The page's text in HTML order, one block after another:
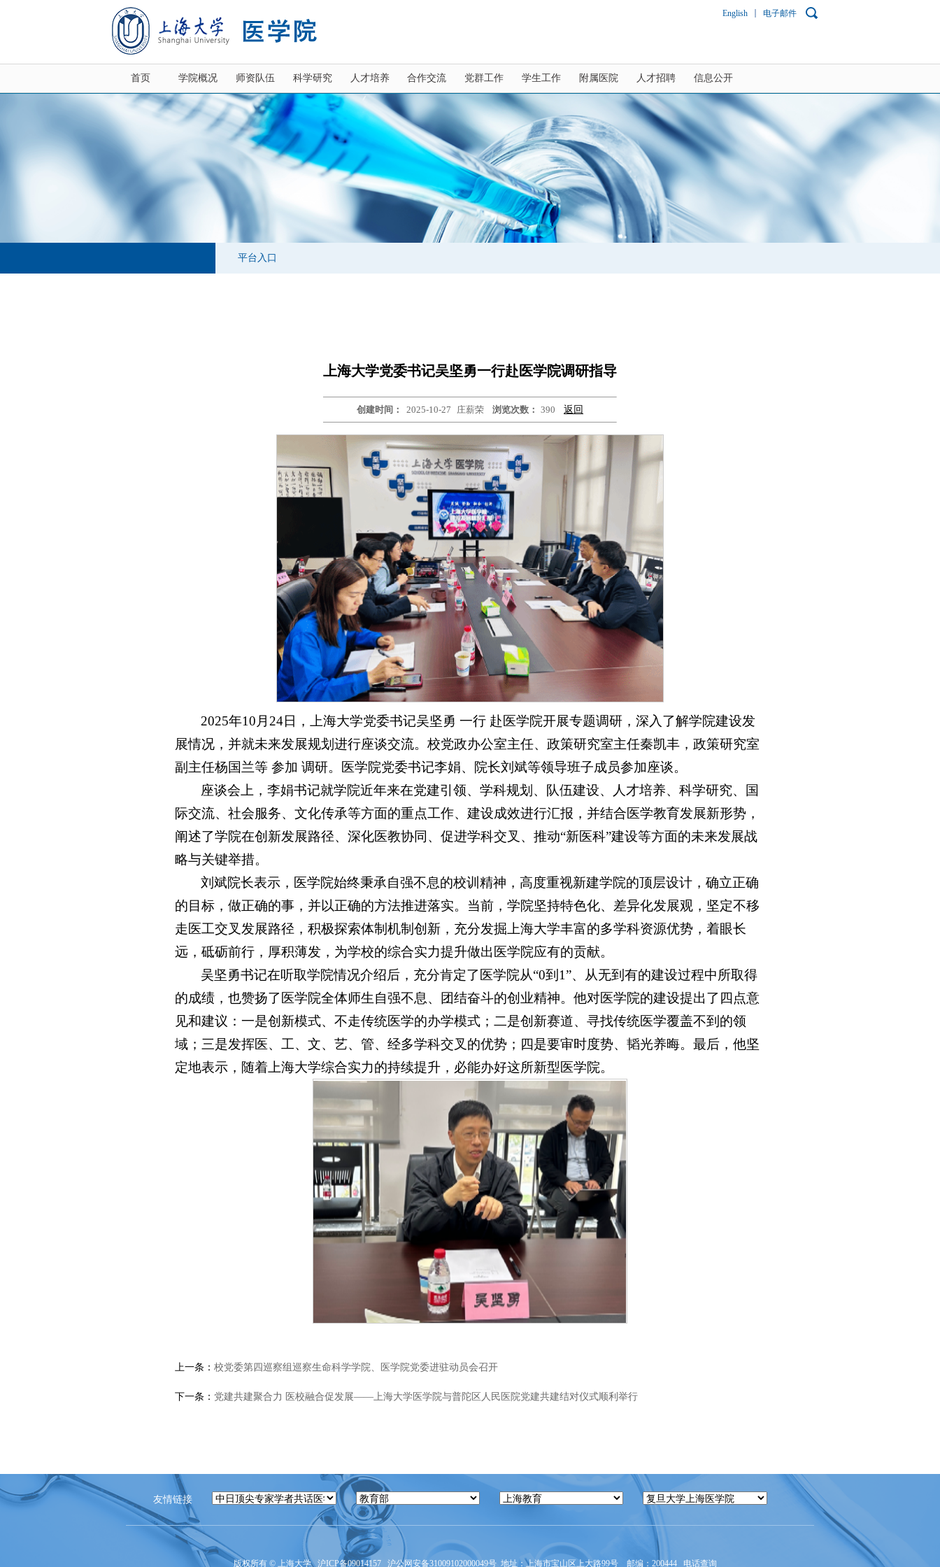
English 电子邮件
首页 学院概况 师资队伍 科学研究 人才培养 合作交流 党群工作 学生工作 附属医院 人才招聘 信息公开
平台入口
上海大学党委书记吴坚勇一行赴医学院调研指导
创建时间： 2025-10-27 庄薪荣 浏览次数： 390 返回
2025年10月24日，上海大学党委书记吴坚勇 一行 赴医学院开展专题调研，深入了解学院建设发
展情况，并就未来发展规划进行座谈交流。校党政办公室主任、政策研究室主任秦凯丰，政策研究室
副主任杨国兰等 参加 调研。医学院党委书记李娟、院长刘斌等领导班子成员参加座谈。
座谈会上，李娟书记就学院近年来在党建引领、学科规划、队伍建设、人才培养、科学研究、国
际交流、社会服务、文化传承等方面的重点工作、建设成效进行汇报，并结合医学教育发展新形势，
阐述了学院在创新发展路径、深化医教协同、促进学科交叉、推动“新医科”建设等方面的未来发展战
略与关键举措。
刘斌院长表示，医学院始终秉承自强不息的校训精神，高度重视新建学院的顶层设计，确立正确
的目标，做正确的事，并以正确的方法推进落实。当前，学院坚持特色化、差异化发展观，坚定不移
走医工交叉发展路径，积极探索体制机制创新，充分发掘上海大学丰富的多学科资源优势，着眼长
远，砥砺前行，厚积薄发，为学校的综合实力提升做出医学院应有的贡献。
吴坚勇书记在听取学院情况介绍后，充分肯定了医学院从“0到1”、从无到有的建设过程中所取得
的成绩，也赞扬了医学院全体师生自强不息、团结奋斗的创业精神。他对医学院的建设提出了四点意
见和建议：一是创新模式、不走传统医学的办学模式；二是创新赛道、寻找传统医学覆盖不到的领
域；三是发挥医、工、文、艺、管、经多学科交叉的优势；四是要审时度势、韬光养晦。最后，他坚
定地表示，随着上海大学综合实力的持续提升，必能办好这所新型医学院。
上一条： 校党委第四巡察组巡察生命科学学院、医学院党委进驻动员会召开
下一条： 党建共建聚合力 医校融合促发展——上海大学医学院与普陀区人民医院党建共建结对仪式顺利举行
友情链接
版权所有 © 上海大学 沪ICP备09014157 沪公网安备31009102000049号 地址：上海市宝山区上大路99号 邮编：200444 电话查询